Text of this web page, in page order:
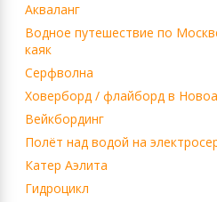
Акваланг
Водное путешествие по
каяк
Серфволна
Ховерборд / флайборд в
Вейкбординг
Полёт над водой на
Катер Аэлита
Гидроцикл